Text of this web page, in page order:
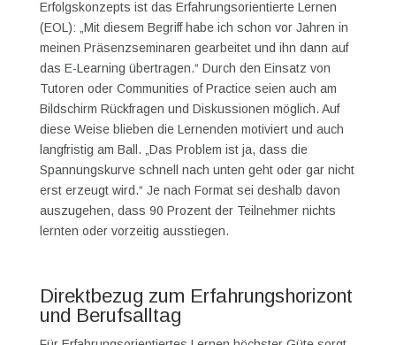
Erfolgskonzepts ist das Erfahrungsorientierte Lernen
(EOL): „Mit diesem Begriff habe ich schon vor Jahren in
meinen Präsenzseminaren gearbeitet und ihn dann auf
das E-Learning übertragen.“ Durch den Einsatz von
Tutoren oder Communities of Practice seien auch am
Bildschirm Rückfragen und Diskussionen möglich. Auf
diese Weise blieben die Lernenden motiviert und auch
langfristig am Ball. „Das Problem ist ja, dass die
Spannungskurve schnell nach unten geht oder gar nicht
erst erzeugt wird.“ Je nach Format sei deshalb davon
auszugehen, dass 90 Prozent der Teilnehmer nichts
lernten oder vorzeitig ausstiegen.
Direktbezug zum Erfahrungshorizont
und Berufsalltag